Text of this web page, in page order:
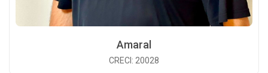
Amaral
CRECI: 20028